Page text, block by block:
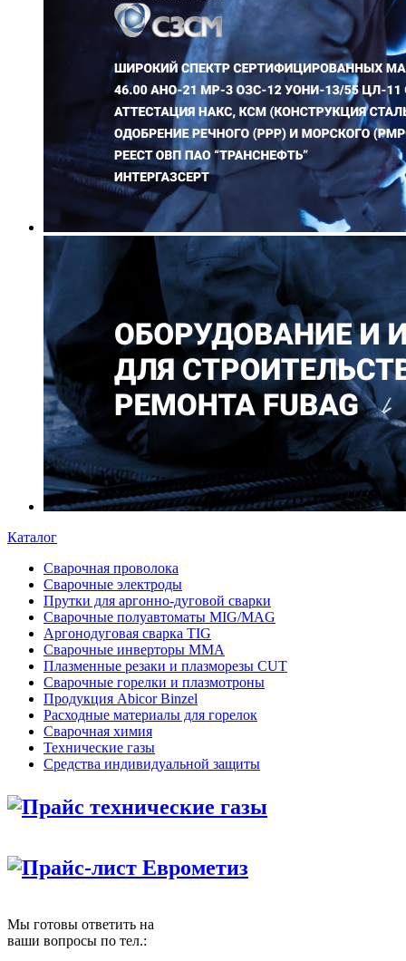
Каталог
Сварочная проволока
Сварочные электроды
Прутки для аргонно-дуговой сварки
Сварочные полуавтоматы MIG/MAG
Аргонодуговая сварка TIG
Сварочные инверторы MMA
Плазменные резаки и плазморезы CUT
Сварочные горелки и плазмотроны
Продукция Abicor Binzel
Расходные материалы для горелок
Сварочная химия
Технические газы
Средства индивидуальной защиты
Прайс технические газы
Прайс-лист Еврометиз
Мы готовы ответить на
ваши вопросы по тел.: